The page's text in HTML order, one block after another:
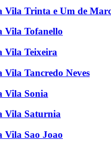
Vila Trinta e Um de
Vila Tofanello
Vila Teixeira
Vila Tancredo Neves
Vila Sonia
Vila Saturnia
Vila Sao Joao